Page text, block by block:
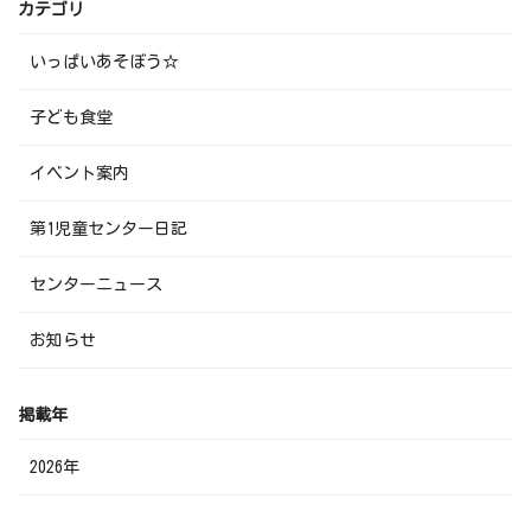
カテゴリ
いっぱいあそぼう☆
子ども食堂
イベント案内
第1児童センター日記
センターニュース
お知らせ
掲載年
2026年